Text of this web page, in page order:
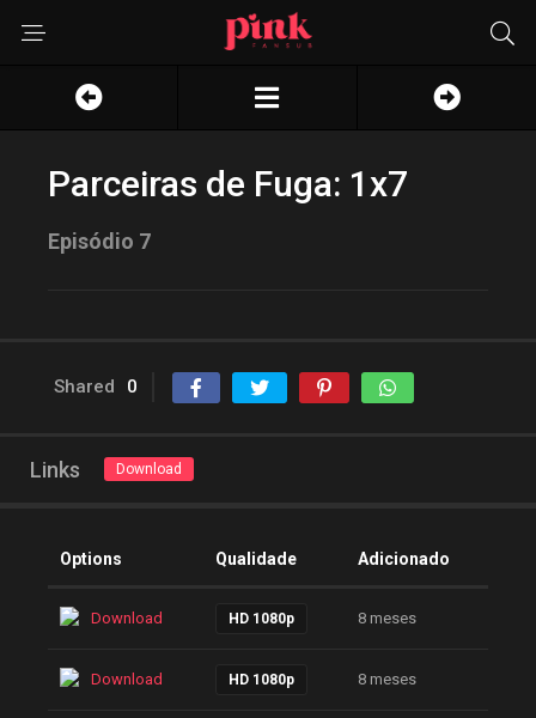
Parceiras de Fuga: 1x7
Episódio 7
Shared 0
Links Download
Options Qualidade Adicionado
Download HD 1080p 8 meses
Download HD 1080p 8 meses